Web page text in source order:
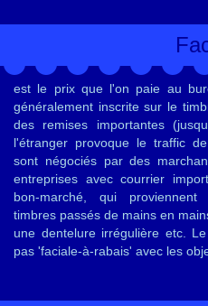
est le prix que l'on paie au
généralement inscrite sur le
des remises importantes
l'étranger provoque le traffic
sont négociés par des
entreprises avec courrier
bon-marché, qui proviennent
timbres passés de mains en
une dentelure irrégulière etc.
pas 'faciale-à-rabais' avec les